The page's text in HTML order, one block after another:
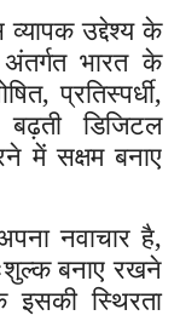
उद्देश्य के
भारत के
,प्रतिस्पर्धी,
डिजिटल
में सक्षम बनाए
नवाचार है,
बनाए रखने
स्थिरता